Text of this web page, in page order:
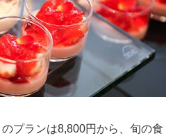
プランは8,800円から、旬の食